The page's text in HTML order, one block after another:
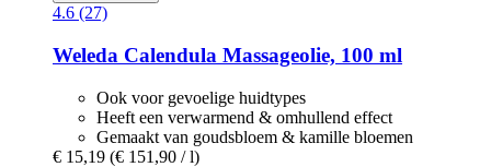
4.6 (27)
Weleda Calendula Massageolie, 100 ml
Ook voor gevoelige huidtypes
Heeft een verwarmend & omhullend effect
Gemaakt van goudsbloem & kamille bloemen
€ 15,19 (€ 151,90 / l)